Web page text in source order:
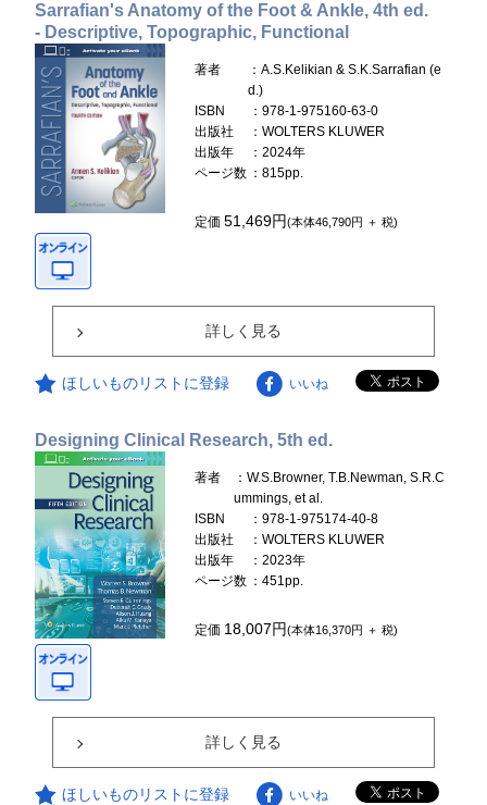
Sarrafian's Anatomy of the Foot & Ankle, 4th ed.
- Descriptive, Topographic, Functional
著者
：A.S.Kelikian & S.K.Sarrafian (e
d.)
ISBN
：978-1-975160-63-0
出版社
：WOLTERS KLUWER
出版年
：2024年
ページ数 ：815pp.
定価51,469円(本体46,790円 ＋ 税)
詳しく見る
ほしいものリストに登録 いいね
Designing Clinical Research, 5th ed.
著者
：W.S.Browner, T.B.Newman, S.R.C
ummings, et al.
ISBN
：978-1-975174-40-8
出版社
：WOLTERS KLUWER
出版年
：2023年
ページ数 ：451pp.
定価 18,007円(本体16,370円 ＋ 税)
詳しく見る
ほしいものリストに登録 いいね